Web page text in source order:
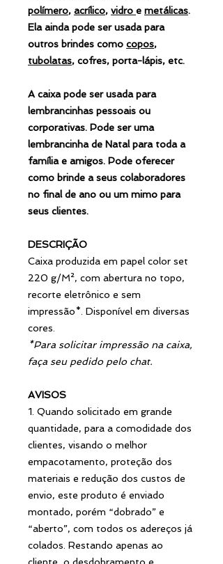
polímero, acrílico, vidro e metálicas.
Ela ainda pode ser usada para
outros brindes como copos,
tubolatas, cofres, porta-lápis, etc.
A caixa pode ser usada para
lembrancinhas pessoais ou
corporativas. Pode ser uma
lembrancinha de Natal para toda a
família e amigos. Pode oferecer
como brinde a seus colaboradores
no final de ano ou um mimo para
seus clientes.
DESCRIÇÃO
Caixa produzida em papel color set
220 g/M², com abertura no topo,
recorte eletrônico e sem
impressão*. Disponível em diversas
cores.
*Para solicitar impressão na caixa,
faça seu pedido pelo chat.
AVISOS
1. Quando solicitado em grande
quantidade, para a comodidade dos
clientes, visando o melhor
empacotamento, proteção dos
materiais e redução dos custos de
envio, este produto é enviado
montado, porém “dobrado” e
“aberto”, com todos os adereços já
colados. Restando apenas ao
cliente, o desdobramento e